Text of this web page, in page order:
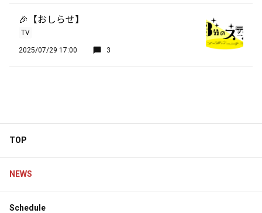
🎉【おしらせ】
TV
2025/07/29 17:00 3
TOP
NEWS
Schedule